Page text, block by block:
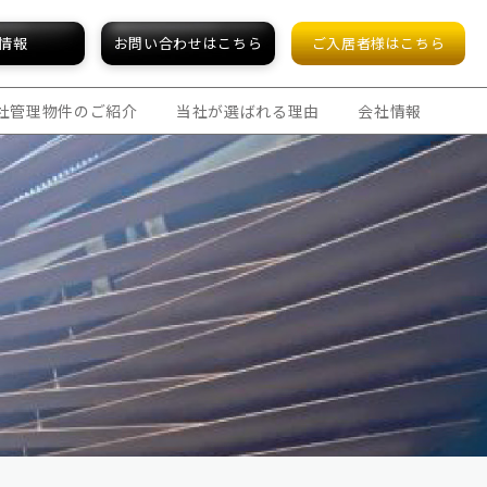
管理物件のご紹介 当社が選ばれる理由 会社情報
報 お問い合わせはこちら ご入居者様はこちら